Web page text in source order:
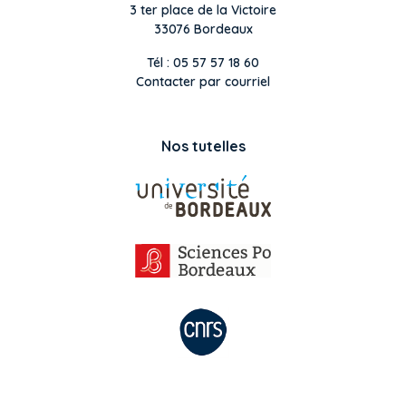
3 ter place de la Victoire
33076 Bordeaux
Tél : 05 57 57 18 60
Contacter par courriel
Nos tutelles